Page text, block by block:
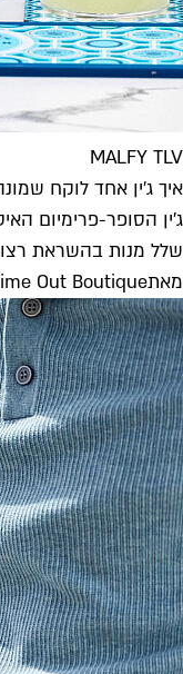
MALFY TLV
איך ג'ין אחד לוקח
שלל מנות בהשראת
מאתOut Boutique